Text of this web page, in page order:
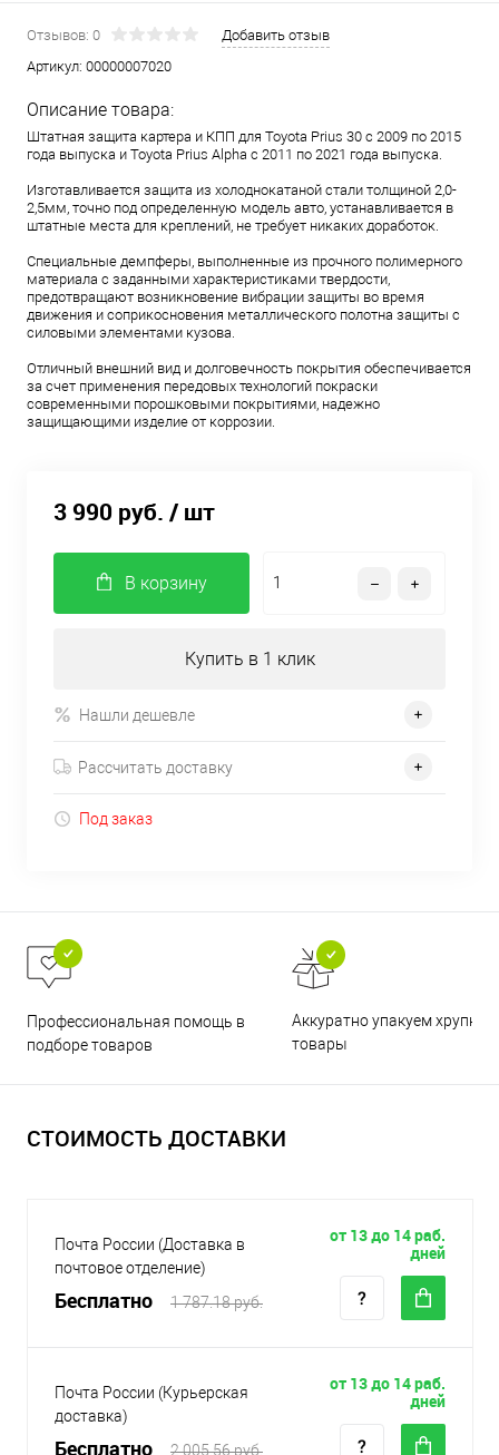
Отзывов: 0
Добавить отзыв
Артикул: 00000007020
Описание товара:
Штатная защита картера и КПП для Toyota Prius 30 с 2009 по 2015
года выпуска и Toyota Prius Alpha с 2011 по 2021 года выпуска.
Изготавливается защита из холоднокатаной стали толщиной 2,0-
2,5мм, точно под определенную модель авто, устанавливается в
штатные места для креплений, не требует никаких доработок.
Специальные демпферы, выполненные из прочного полимерного
материала с заданными характеристиками твердости,
предотвращают возникновение вибрации защиты во время
движения и соприкосновения металлического полотна защиты с
силовыми элементами кузова.
Отличный внешний вид и долговечность покрытия обеспечивается
за счет применения передовых технологий покраски
современными порошковыми покрытиями, надежно
защищающими изделие от коррозии.
3 990 руб. / шт
В корзину
Купить в 1 клик
Нашли дешевле
Рассчитать доставку
Под заказ
Профессиональная помощь в
подборе товаров
Аккуратно упакуем хрупкие
товары
СТОИМОСТЬ ДОСТАВКИ
Почта России (Доставка в
почтовое отделение)
Бесплатно 1 787.18 руб.
от 13 до 14 раб.
дней
Почта России (Курьерская
доставка)
Бесплатно 2 005.56 руб.
от 13 до 14 раб.
дней